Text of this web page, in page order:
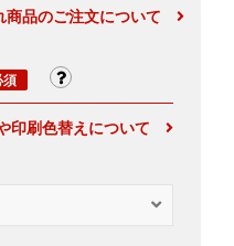
商品のご注文について
印刷色替えについて